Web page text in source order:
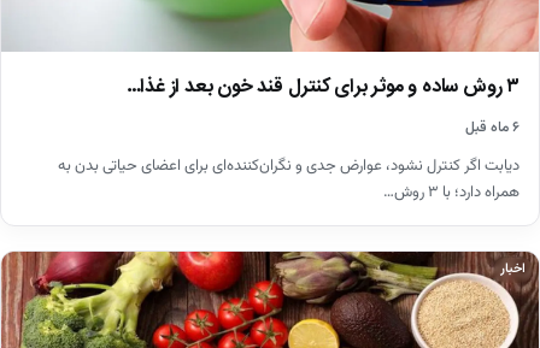
۳ روش ساده و موثر برای کنترل قند خون بعد از غذا…
۶ ماه قبل
دیابت اگر کنترل نشود، عوارض جدی و نگران‌کننده‌ای برای اعضای حیاتی بدن به
همراه دارد؛ با ۳ روش…
اخبار